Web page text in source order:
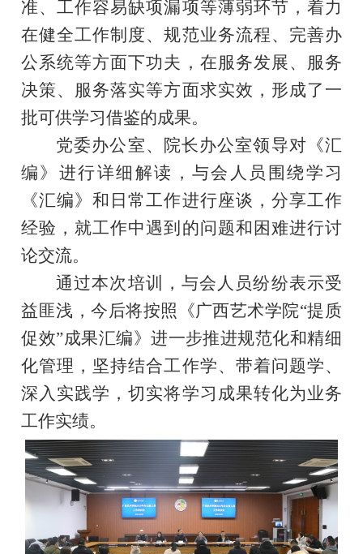
准、工作容易缺项漏项等薄弱环节，着力
在健全工作制度、规范业务流程、完善办
公系统等方面下功夫，在服务发展、服务
决策、服务落实等方面求实效 ， 形成了一
批可供学习借鉴的成果。
党委办公室、院长办公室领导对《汇
编》进行详细解读，与会人员围绕学习
《汇编》和日常工作进行座谈，分享工作
经验，就工作中遇到的问题和困难进行讨
论交流。
通过本次培训，与会人员纷纷表示受
益匪浅，今后将按照《广西艺术学院“提质
促效”成果汇编》进一步推进规范化和精细
化管理，坚持结合工作学、带着问题学、
深入实践学，切实将学习成果转化为业务
工作实绩。